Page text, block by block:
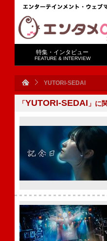
特集・インタビュー
FEATURE & INTERVIEW
YUTORI-SEDAI
「YUTORI-SEDAI 」に